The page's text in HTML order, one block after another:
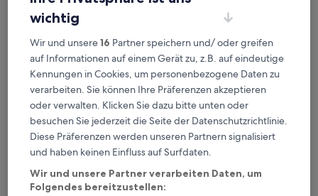
Novotel Freiburg am Konzerthaus
Novotel Freiburg am Konzerthaus
4.0-
Sterne-
Unterkunft
4,3 km von Bahnhof Freiburg-Littenweiler entfernt
8.4
von
10,
gut,
(1.003
Bewertungen)
8,4/10 Sehr gut (1.003 Bewertungen)
Der
Preis
103 €
inkl. Steuern & Gebühren
Hotel Schwärs Löwen Freiburg
wichtig
Wir und unsere16 Partner speichern und/ oder greifen
auf Informationen auf einem Gerät zu, z.B. auf eindeutige
Kennungen in Cookies, um personenbezogene Daten zu
verarbeiten. Sie können Ihre Präferenzen akzeptieren
oder verwalten. Klicken Sie dazu bitte unten oder
besuchen Sie jederzeit die Seite der Datenschutzrichtlinie.
Diese Präferenzen werden unseren Partnern signalisiert
und haben keinen Einfluss auf Surfdaten.
Wir und unsere Partner verarbeiten Daten, um
Folgendes bereitzustellen: